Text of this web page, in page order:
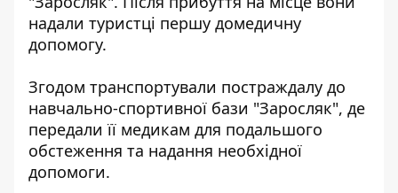
надали туристці першу домедичну
допомогу.
Згодом транспортували постраждалу до
навчально-спортивної бази "Заросляк", де
передали її медикам для подальшого
обстеження та надання необхідної
допомоги.